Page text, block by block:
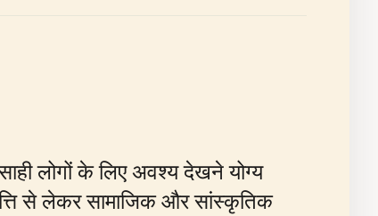
लोगों के लिए अवश्य देखने योग्य
से लेकर सामाजिक और सांस्कृतिक